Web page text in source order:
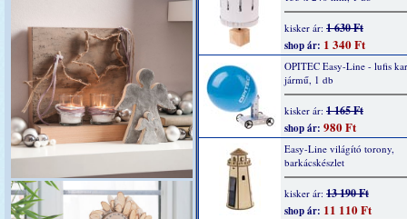
kisker ár: 1 630 Ft
shop ár: 1 340 Ft
OPITEC Easy-Line - lufis
jármű, 1 db
kisker ár: 1 165 Ft
shop ár: 980 Ft
Easy-Line világító torony,
barkácskészlet
kisker ár: 13 190 Ft
shop ár: 11 110 Ft